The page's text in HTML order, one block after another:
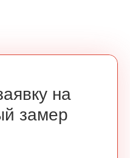
на
замер